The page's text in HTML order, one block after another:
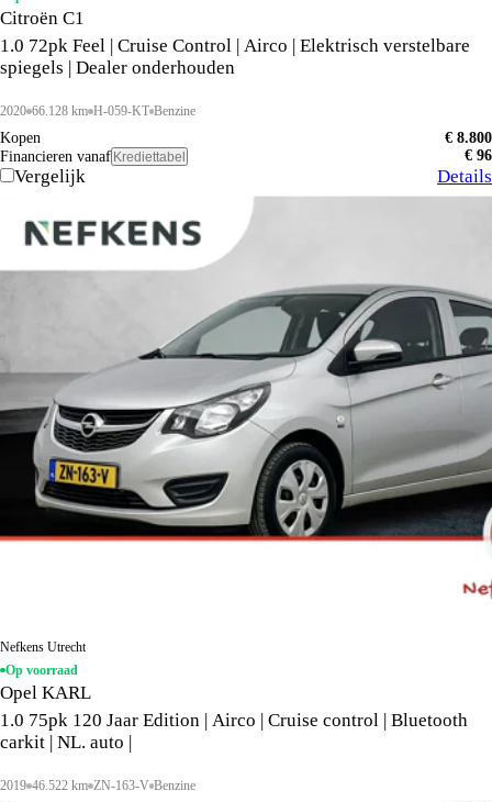
Citroën C1
1.0 72pk Feel | Cruise Control | Airco | Elektrisch verstelbare
spiegels | Dealer onderhouden
2020 66.128 km H-059-KT Benzine
Kopen
€ 8.800
Financieren vanaf Krediettabel € 96
Vergelijk Details
Nefkens Utrecht
Op voorraad
Opel KARL
1.0 75pk 120 Jaar Edition | Airco | Cruise control | Bluetooth
carkit | NL. auto |
2019 46.522 km ZN-163-V Benzine